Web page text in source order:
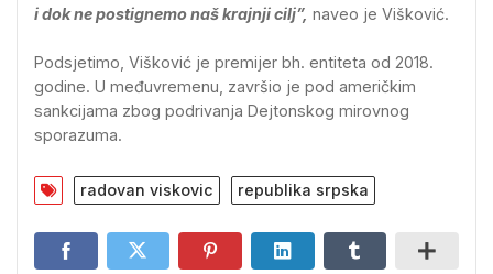
i dok ne postignemo naš krajnji cilj”, naveo je Višković.
Podsjetimo, Višković je premijer bh. entiteta od 2018.
godine. U međuvremenu, završio je pod američkim
sankcijama zbog podrivanja Dejtonskog mirovnog
sporazuma.
radovan viskovic republika srpska